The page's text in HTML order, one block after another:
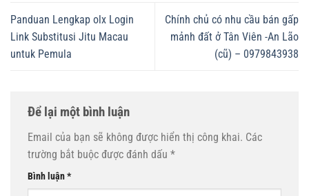
Panduan Lengkap olx Login
Link Substitusi Jitu Macau
untuk Pemula
Chính chủ có nhu cầu bán gấp
mảnh đất ở Tân Viên -An Lão
(cũ) – 0979843938
Để lại một bình luận
Email của bạn sẽ không được hiển thị công khai. Các
trường bắt buộc được đánh dấu *
Bình luận*